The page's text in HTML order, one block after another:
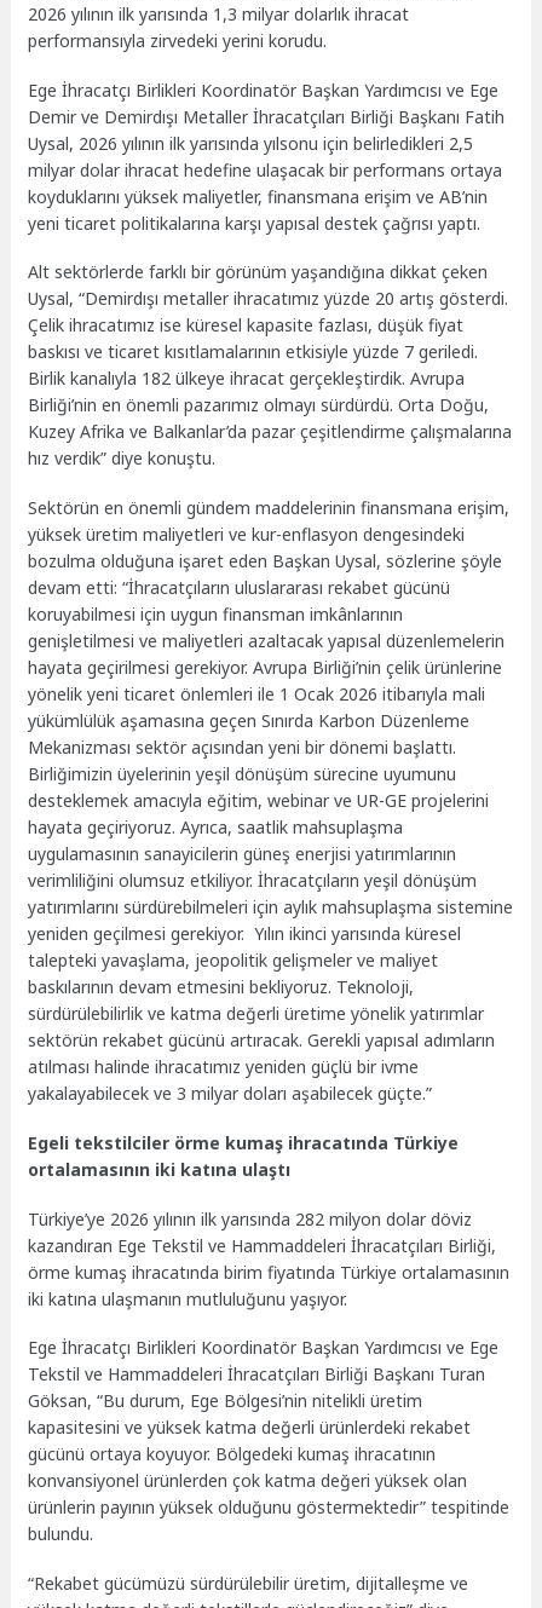
2026 yılının ilk yarısında 1,3 milyar dolarlık ihracat
performansıyla zirvedeki yerini korudu.
Ege İhracatçı Birlikleri Koordinatör Başkan Yardımcısı ve Ege
Demir ve Demirdışı Metaller İhracatçıları Birliği Başkanı Fatih
Uysal, 2026 yılının ilk yarısında yılsonu için belirledikleri 2,5
milyar dolar ihracat hedefine ulaşacak bir performans ortaya
koyduklarını yüksek maliyetler, finansmana erişim ve AB’nin
yeni ticaret politikalarına karşı yapısal destek çağrısı yaptı.
Alt sektörlerde farklı bir görünüm yaşandığına dikkat çeken
Uysal, “Demirdışı metaller ihracatımız yüzde 20 artış gösterdi.
Çelik ihracatımız ise küresel kapasite fazlası, düşük fiyat
baskısı ve ticaret kısıtlamalarının etkisiyle yüzde 7 geriledi.
Birlik kanalıyla 182 ülkeye ihracat gerçekleştirdik. Avrupa
Birliği’nin en önemli pazarımız olmayı sürdürdü. Orta Doğu,
Kuzey Afrika ve Balkanlar’da pazar çeşitlendirme çalışmalarına
hız verdik” diye konuştu.
Sektörün en önemli gündem maddelerinin finansmana erişim,
yüksek üretim maliyetleri ve kur-enflasyon dengesindeki
bozulma olduğuna işaret eden Başkan Uysal, sözlerine şöyle
devam etti: “İhracatçıların uluslararası rekabet gücünü
koruyabilmesi için uygun finansman imkânlarının
genişletilmesi ve maliyetleri azaltacak yapısal düzenlemelerin
hayata geçirilmesi gerekiyor. Avrupa Birliği’nin çelik ürünlerine
yönelik yeni ticaret önlemleri ile 1 Ocak 2026 itibarıyla mali
yükümlülük aşamasına geçen Sınırda Karbon Düzenleme
Mekanizması sektör açısından yeni bir dönemi başlattı.
Birliğimizin üyelerinin yeşil dönüşüm sürecine uyumunu
desteklemek amacıyla eğitim, webinar ve UR-GE projelerini
hayata geçiriyoruz. Ayrıca, saatlik mahsuplaşma
uygulamasının sanayicilerin güneş enerjisi yatırımlarının
verimliliğini olumsuz etkiliyor. İhracatçıların yeşil dönüşüm
yatırımlarını sürdürebilmeleri için aylık mahsuplaşma sistemine
yeniden geçilmesi gerekiyor. Yılın ikinci yarısında küresel
talepteki yavaşlama, jeopolitik gelişmeler ve maliyet
baskılarının devam etmesini bekliyoruz. Teknoloji,
sürdürülebilirlik ve katma değerli üretime yönelik yatırımlar
sektörün rekabet gücünü artıracak. Gerekli yapısal adımların
atılması halinde ihracatımız yeniden güçlü bir ivme
yakalayabilecek ve 3 milyar doları aşabilecek güçte.”
Egeli tekstilciler örme kumaş ihracatında Türkiye
ortalamasının iki katına ulaştı
Türkiye’ye 2026 yılının ilk yarısında 282 milyon dolar döviz
kazandıran Ege Tekstil ve Hammaddeleri İhracatçıları Birliği,
örme kumaş ihracatında birim fiyatında Türkiye ortalamasının
iki katına ulaşmanın mutluluğunu yaşıyor.
Ege İhracatçı Birlikleri Koordinatör Başkan Yardımcısı ve Ege
Tekstil ve Hammaddeleri İhracatçıları Birliği Başkanı Turan
Göksan, “Bu durum, Ege Bölgesi’nin nitelikli üretim
kapasitesini ve yüksek katma değerli ürünlerdeki rekabet
gücünü ortaya koyuyor. Bölgedeki kumaş ihracatının
konvansiyonel ürünlerden çok katma değeri yüksek olan
ürünlerin payının yüksek olduğunu göstermektedir” tespitinde
bulundu.
“Rekabet gücümüzü sürdürülebilir üretim, dijitalleşme ve